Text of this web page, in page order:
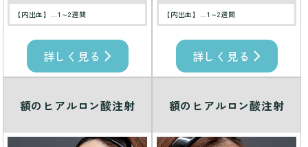
【内出血】…1～2週間
詳しく見る
【内出血】…1～2週間
詳しく見る
額のヒアルロン酸注射 額のヒアルロン酸注射